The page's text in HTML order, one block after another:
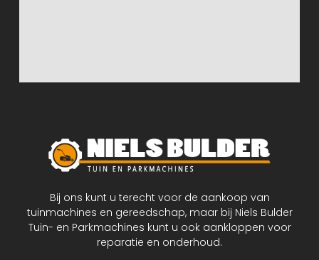
Bij ons kunt u terecht voor de aankoop van
tuinmachines en gereedschap, maar bij Niels Bulder
Tuin- en Parkmachines kunt u ook aankloppen voor
reparatie en onderhoud.